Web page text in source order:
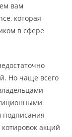
вам
которая
в сфере
Но чаще всего
подписания
акций